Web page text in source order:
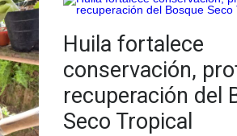
Huila fortalece
conservación,
recuperación del
Seco Tropical